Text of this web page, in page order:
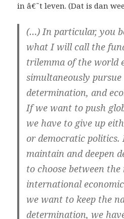
in â€˜t leven. (Dat is dan
(…) In particular, you
what I will call the
trilemma of the world
simultaneously
determination, and
If we want to push
we have to give up
or democratic
maintain and deepen
to choose between
international
we want to keep the
determination, we